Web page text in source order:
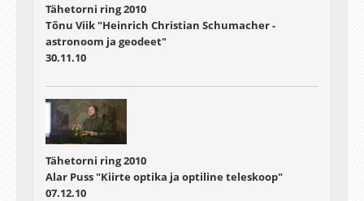
Tähetorni ring 2010
Tõnu Viik "Heinrich Christian Schumacher -
astronoom ja geodeet"
30.11.10
Tähetorni ring 2010
Alar Puss "Kiirte optika ja optiline teleskoop"
07.12.10